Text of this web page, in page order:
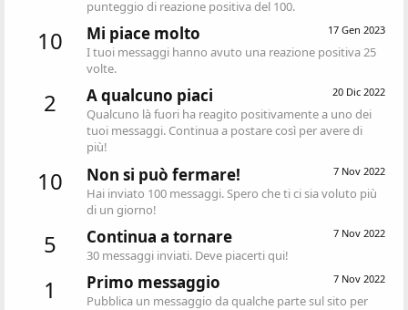
punteggio di reazione positiva del 100.
10 17 Gen 2023
Mi piace molto
I tuoi messaggi hanno avuto una reazione positiva 25
volte.
2 20 Dic 2022
A qualcuno piaci
Qualcuno là fuori ha reagito positivamente a uno dei
tuoi messaggi. Continua a postare così per avere di
più!
10 7 Nov 2022
Non si può fermare!
Hai inviato 100 messaggi. Spero che ti ci sia voluto più
di un giorno!
5 7 Nov 2022
Continua a tornare
30 messaggi inviati. Deve piacerti qui!
1 7 Nov 2022
Primo messaggio
Pubblica un messaggio da qualche parte sul sito per